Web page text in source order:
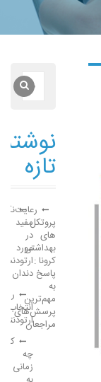
تازه
رعایت
پروتکل
های
بهداشتی
کرونا :
پاسخ
به
مهم‌ترین
پرسش‌های
مراجعان
مفید
در
مورد
دندان
انتخاب
چه
زمانی